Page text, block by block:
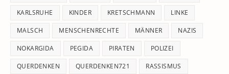
KARLSRUHE KINDER KRETSCHMANN LINKE
MALSCH MENSCHENRECHTE MÄNNER NAZIS
NOKARGIDA PEGIDA PIRATEN POLIZEI
QUERDENKEN QUERDENKEN721 RASSISMUS